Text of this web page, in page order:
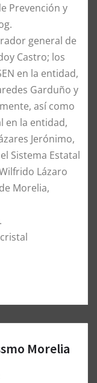
Prevención y
general de
Castro; los
en la entidad,
Garduño y
así como
en la entidad,
Jerónimo,
Sistema Estatal
Lázaro
Morelia,
Morelia